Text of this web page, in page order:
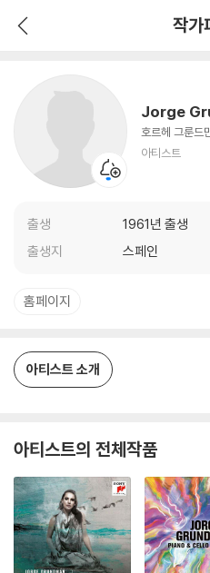
작가
Jorge
호르헤 그룬드
아티스트
출생
1961년 출생
출생지
스페인
홈페이지
아티스트 소개
아티스트의 전체작품